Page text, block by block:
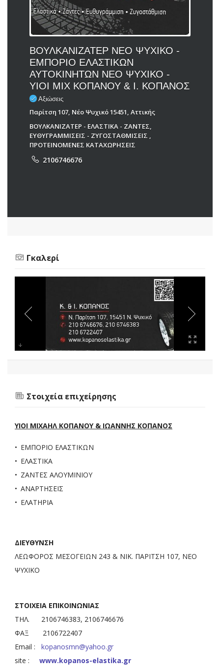
ΒΟΥΛΚΑΝΙΖΑΤΕΡ ΝΕΟ ΨΥΧΙΚΟ -
ΕΜΠΟΡΙΟ ΕΛΑΣΤΙΚΩΝ
ΑΥΤΟΚΙΝΗΤΩΝ ΝΕΟ ΨΥΧΙΚΟ -
ΥΙΟΙ ΜΙΧ ΚΟΠΑΝΟΥ & Ι. ΚΟΠΑΝΟΣ
Αξιώσεις
Παρίτση 107, Νέο Ψυχικό 15451, Αττικής
ΒΟΥΛΚΑΝΙΖΑΤΕΡ - ΕΛΑΣΤΙΚΑ - ΖΑΝΤΕΣ,
ΕΥΘΥΓΡΑΜΜΙΣΕΙΣ - ΖΥΓΟΣΤΑΘΜΙΣΕΙΣ ,
ΠΡΟΤΕΙΝΟΜΕΝΕΣ ΚΑΤΑΧΩΡΗΣΕΙΣ
2106746676
Γκαλερί
Στοιχεία επιχείρησης
ΥΙΟΙ ΜΙΧΑΗΛ ΚΟΠΑΝΟΥ & ΙΩΑΝΝΗΣ ΚΟΠΑΝΟΣ
ΕΜΠΟΡΙΟ ΕΛΑΣΤΙΚΩΝ
ΕΛΑΣΤΙΚΑ
ΖΑΝΤΕΣ ΑΛΟΥΜΙΝΙΟΥ
ΑΝΑΡΤΗΣΕΙΣ
ΕΛΑΤΗΡΙΑ
ΔΙΕΥΘΥΝΣΗ
ΛΕΩΦΟΡΟΣ ΜΕΣΟΓΕΙΩΝ 243 & ΝΙΚ. ΠΑΡΙΤΣΗ 107, ΝΕΟ
ΨΥΧΙΚΟ
ΣΤΟΙΧΕΙΑ ΕΠΙΚΟΙΝΩΝΙΑΣ
ΤΗΛ. 2106746383, 2106746676
ΦΑΞ 2106722407
Email : kopanosmn@yahoo.gr
site : www.kopanos-elastika.gr